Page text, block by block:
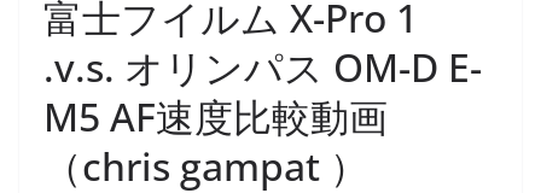
富士フイルム X-Pro 1
.v.s. オリンパス OM-D E-
M5 AF速度比較動画
（chris gampat ）